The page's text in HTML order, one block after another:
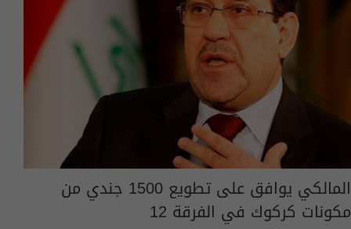
المالكي يوافق على تطويع 1500 جندي من
مكونات كركوك في الفرقة 12